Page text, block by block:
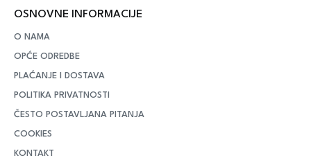
OSNOVNE INFORMACIJE
O NAMA
OPĆE ODREDBE
PLAĆANJE I DOSTAVA
POLITIKA PRIVATNOSTI
ČESTO POSTAVLJANA PITANJA
COOKIES
KONTAKT